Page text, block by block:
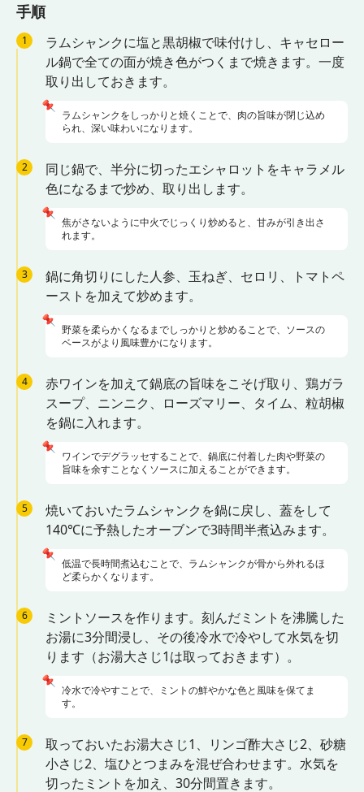
手順
1
ラムシャンクに塩と黒胡椒で味付けし、キャセロー
ル鍋で全ての面が焼き色がつくまで焼きます。一度
取り出しておきます。
ラムシャンクをしっかりと焼くことで、肉の旨味が閉じ込め
られ、深い味わいになります。
📌
2
同じ鍋で、半分に切ったエシャロットをキャラメル
色になるまで炒め、取り出します。
焦がさないように中火でじっくり炒めると、甘みが引き出さ
れます。
📌
3
鍋に角切りにした人参、玉ねぎ、セロリ、トマトペ
ーストを加えて炒めます。
野菜を柔らかくなるまでしっかりと炒めることで、ソースの
ベースがより風味豊かになります。
📌
4
赤ワインを加えて鍋底の旨味をこそげ取り、鶏ガラ
スープ、ニンニク、ローズマリー、タイム、粒胡椒
を鍋に入れます。
ワインでデグラッセすることで、鍋底に付着した肉や野菜の
旨味を余すことなくソースに加えることができます。
📌
5
焼いておいたラムシャンクを鍋に戻し、蓋をして
140℃に予熱したオーブンで3時間半煮込みます。
低温で長時間煮込むことで、ラムシャンクが骨から外れるほ
ど柔らかくなります。
📌
6
ミントソースを作ります。刻んだミントを沸騰した
お湯に3分間浸し、その後冷水で冷やして水気を切
ります（お湯大さじ1は取っておきます）。
冷水で冷やすことで、ミントの鮮やかな色と風味を保てま
す。
📌
7
取っておいたお湯大さじ1、リンゴ酢大さじ2、砂糖
小さじ2、塩ひとつまみを混ぜ合わせます。水気を
切ったミントを加え、30分間置きます。